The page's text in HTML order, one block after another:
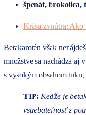
špenát, brokolica, t
Krása zvnútra: Ako
Betakarotén však
množstve sa nachádza aj v
s vysokým obsahom tuku,
TIP: Keďže je
vstrebateľnosť z